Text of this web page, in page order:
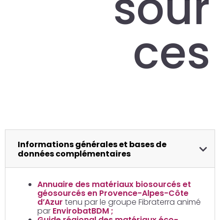
ces
Informations générales et bases de
données complémentaires
Annuaire des matériaux biosourcés et
géosourcés en Provence-Alpes-Côte
d’Azur tenu par le groupe Fibraterra animé
par EnvirobatBDM ;